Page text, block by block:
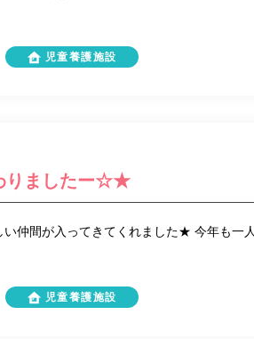
児童養護施設
りましたー☆★
い仲間が入ってきてくれました★ 今年も一
児童養護施設